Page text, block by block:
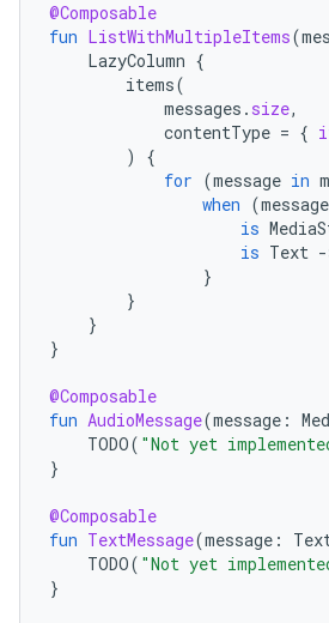
@Composable
fun ListWithMultipleItems(
LazyColumn {
items(
messages . size,
contentType = {
)
{
for (message in
when (message
is
is Text -
}
}
}
}
@Composable
fun AudioMessage(message :
TODO( "Not yet
}
@Composable
fun TextMessage(message :
TODO( "Not yet
}